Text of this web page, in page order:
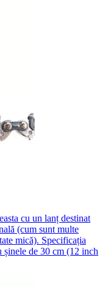
cu un lanț destinat
(cum sunt multe
mică). Specificația
șinele de 30 cm (12 inch